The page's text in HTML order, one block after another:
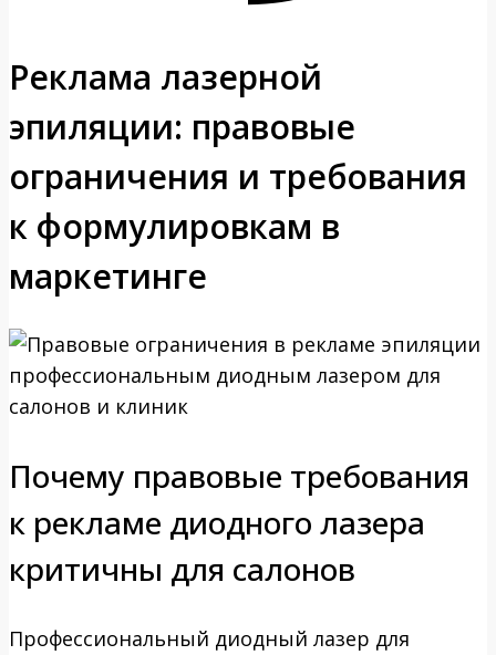
Реклама лазерной
эпиляции: правовые
ограничения и требования
к формулировкам в
маркетинге
Почему правовые требования
к рекламе диодного лазера
критичны для салонов
Профессиональный диодный лазер для